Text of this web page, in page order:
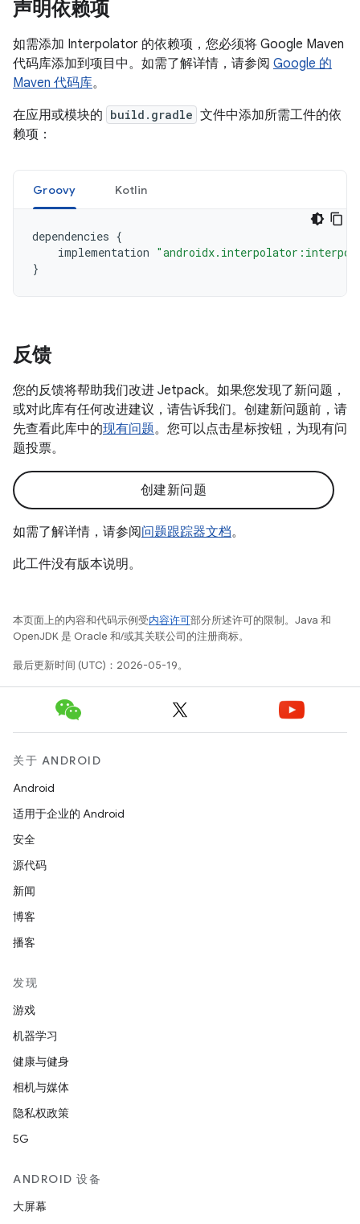
声明依赖项
如需添加 Interpolator 的依赖项，您必须将 Google Maven
代码库添加到项目中。如需了解详情，请参阅 Google 的
Maven 代码库。
在应用或模块的 build.gradle 文件中添加所需工件的依
赖项：
Groovy Kotlin
dependencies {
implementation
}
反馈
您的反馈将帮助我们改进 Jetpack。如果您发现了新问题，
或对此库有任何改进建议，请告诉我们。创建新问题前，请
先查看此库中的现有问题。您可以点击星标按钮，为现有问
题投票。
创建新问题
如需了解详情，请参阅问题跟踪器文档。
此工件没有版本说明。
本页面上的内容和代码示例受内容许可部分所述许可的限制。Java 和
OpenJDK 是 Oracle 和/或其关联公司的注册商标。
最后更新时间 (UTC)：2026-05-19。
关于 ANDROID
Android
适用于企业的 Android
安全
源代码
新闻
博客
播客
发现
游戏
机器学习
健康与健身
相机与媒体
隐私权政策
5G
ANDROID 设备
大屏幕